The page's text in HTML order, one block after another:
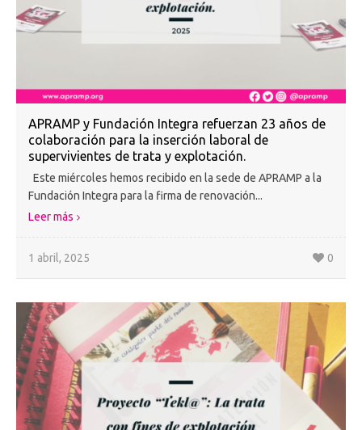
APRAMP y Fundación Integra refuerzan 23 años de
colaboración para la inserción laboral de
supervivientes de trata y explotación.
Este miércoles hemos recibido en la sede de APRAMP a la
Fundación Integra para la firma de renovación...
Leer más
1 abril, 2025 0